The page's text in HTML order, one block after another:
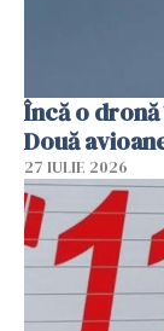
Încă o dronă
Două
27 IULIE 2026